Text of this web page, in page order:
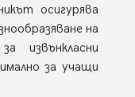
осигурява
на
извънкласни
за учащи